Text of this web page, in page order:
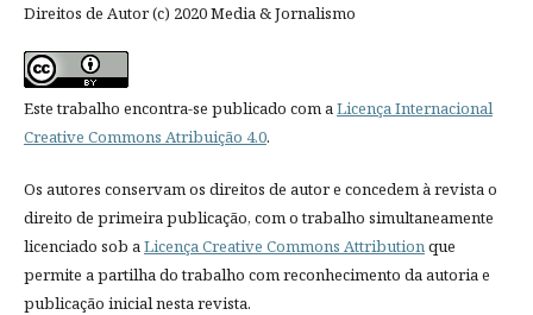
Direitos de Autor (c) 2020 Media & Jornalismo
Este trabalho encontra-se publicado com aLicença Internacional
Creative Commons Atribuição 4.0.
Os autores conservam os direitos de autor e concedem à revista o
direito de primeira publicação, com o trabalho simultaneamente
licenciado sob aLicença Creative Commons Attributionque
permite a partilha do trabalho com reconhecimento da autoria e
publicação inicial nesta revista.